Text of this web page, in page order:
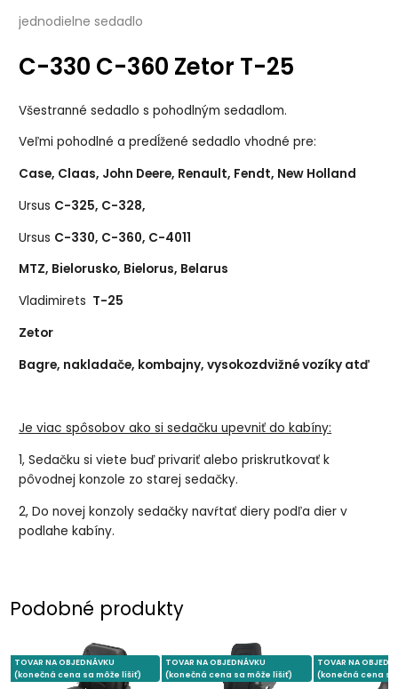
jednodielne sedadlo
C-330 C-360 Zetor T-25
Všestranné sedadlo s pohodlným sedadlom.
Veľmi pohodlné a predĺžené sedadlo vhodné pre:
Case, Claas, John Deere, Renault, Fendt, New Holland
Ursus C-325, C-328,
Ursus C-330, C-360, C-4011
MTZ, Bielorusko, Bielorus, Belarus
Vladimirets T-25
Zetor
Bagre, nakladače, kombajny, vysokozdvižné vozíky atď
Je viac spôsobov ako si sedačku upevniť do kabíny:
1, Sedačku si viete buď privariť alebo priskrutkovať k
pôvodnej konzole zo starej sedačky.
2, Do novej konzoly sedačky navŕtať diery podľa dier v
podlahe kabíny.
Podobné produkty
TOVAR NA OBJEDNÁVKU
(konečná cena sa môže líšiť)
TOVAR NA OBJEDNÁVKU
(konečná cena sa môže líšiť)
TOVAR NA
(konečná cena